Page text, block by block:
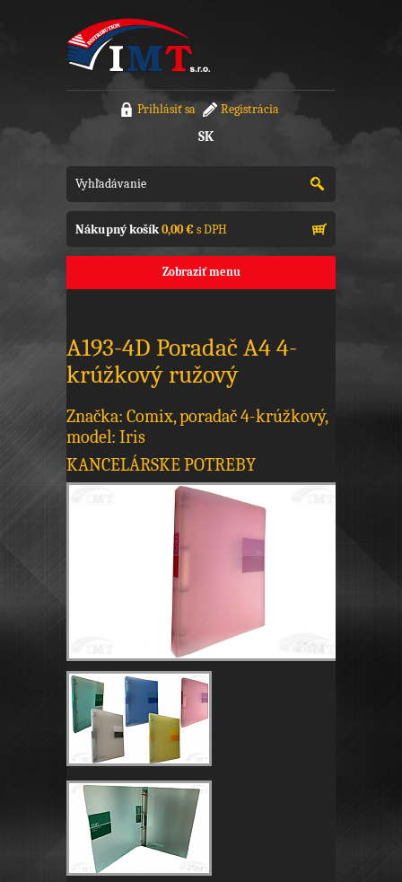
Prihlásiť sa Registrácia
SK
Nákupný košík0,00 €s DPH
Zobraziť menu
A193-4D Poradač A4 4-
krúžkový ružový
Značka: Comix, poradač 4-krúžkový,
model: Iris
KANCELÁRSKE POTREBY